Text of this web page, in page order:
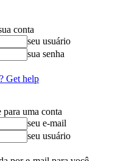
conta
seu usuário
sua senha
Get help
uma conta
seu e-mail
seu usuário